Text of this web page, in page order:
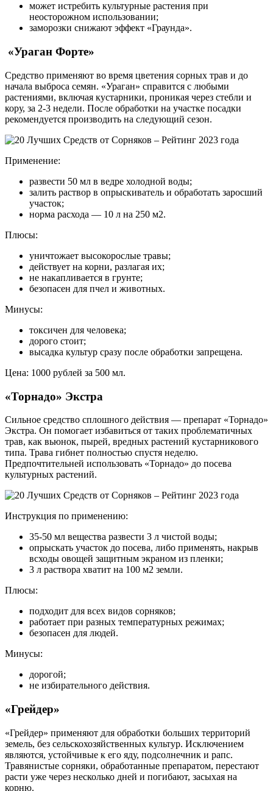
может истребить культурные растения при
неосторожном использовании;
заморозки снижают эффект «Граунда».
«Ураган Форте»
Средство применяют во время цветения сорных трав и до
начала выброса семян. «Ураган» справится с любыми
растениями, включая кустарники, проникая через стебли и
кору, за 2-3 недели. После обработки на участке посадки
рекомендуется производить на следующий сезон.
Применение:
развести 50 мл в ведре холодной воды;
залить раствор в опрыскиватель и обработать заросший
участок;
норма расхода — 10 л на 250 м2.
Плюсы:
уничтожает высокорослые травы;
действует на корни, разлагая их;
не накапливается в грунте;
безопасен для пчел и животных.
Минусы:
токсичен для человека;
дорого стоит;
высадка культур сразу после обработки запрещена.
Цена: 1000 рублей за 500 мл.
«Торнадо» Экстра
Сильное средство сплошного действия — препарат «Торнадо»
Экстра. Он помогает избавиться от таких проблематичных
трав, как вьюнок, пырей, вредных растений кустарникового
типа. Трава гибнет полностью спустя неделю.
Предпочтительней использовать «Торнадо» до посева
культурных растений.
Инструкция по применению:
35-50 мл вещества развести 3 л чистой воды;
опрыскать участок до посева, либо применять, накрыв
всходы овощей защитным экраном из пленки;
3 л раствора хватит на 100 м2 земли.
Плюсы:
подходит для всех видов сорняков;
работает при разных температурных режимах;
безопасен для людей.
Минусы:
дорогой;
не избирательного действия.
«Грейдер»
«Грейдер» применяют для обработки больших территорий
земель, без сельскохозяйственных культур. Исключением
являются, устойчивые к его яду, подсолнечник и рапс.
Травянистые сорняки, обработанные препаратом, перестают
расти уже через несколько дней и погибают, засыхая на
корню.